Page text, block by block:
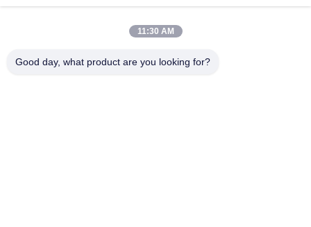
Địa chỉ
11:30 AM
Good day, what product are you looking for?